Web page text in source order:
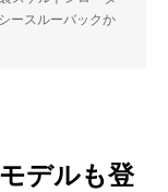
ースルーバックか
デルも登